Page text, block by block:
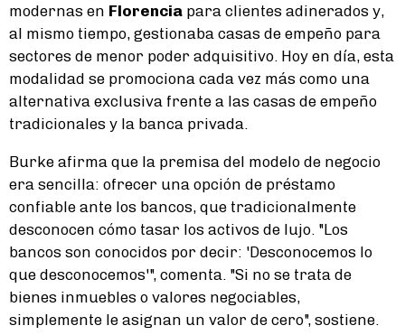
modernas en Florencia para clientes adinerados y,
al mismo tiempo, gestionaba casas de empeño para
sectores de menor poder adquisitivo. Hoy en día, esta
modalidad se promociona cada vez más como una
alternativa exclusiva frente a las casas de empeño
tradicionales y la banca privada.
Burke afirma que la premisa del modelo de negocio
era sencilla: ofrecer una opción de préstamo
confiable ante los bancos, que tradicionalmente
desconocen cómo tasar los activos de lujo. "Los
bancos son conocidos por decir: 'Desconocemos lo
que desconocemos'", comenta. "Si no se trata de
bienes inmuebles o valores negociables,
simplemente le asignan un valor de cero", sostiene.